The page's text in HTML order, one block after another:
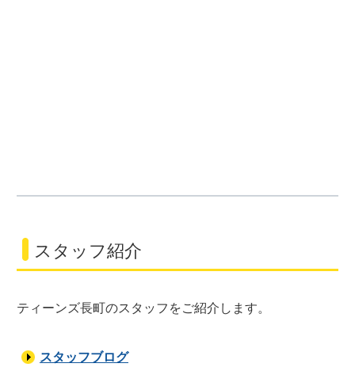
スタッフ紹介
ティーンズ長町のスタッフをご紹介します。
スタッフブログ